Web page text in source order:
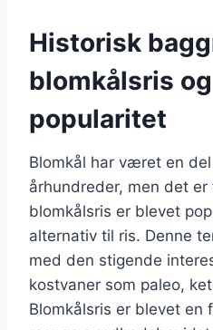
Historisk
blomkålsris
popularitet
Blomkål har været en
århundreder, men det
blomkålsris er blevet
alternativ til ris. Denne
med den stigende
kostvaner som paleo,
Blomkålsris er blevet en